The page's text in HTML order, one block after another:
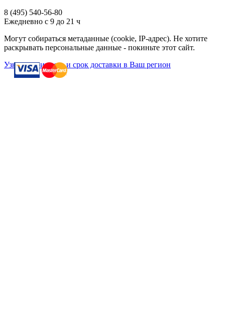
8 (495) 540-56-80
Ежедневно с 9 до 21 ч
Могут собираться метаданные (cookie, IP-адрес). Не хотите
раскрывать персональные данные - покиньте этот сайт.
Узнать стоимость и срок доставки в Ваш регион